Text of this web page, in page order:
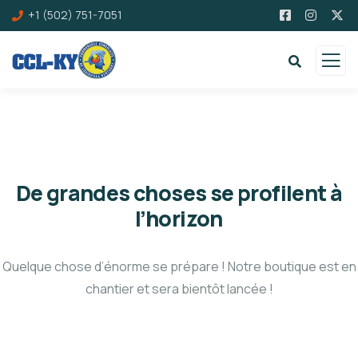
+1 (502) 751-7051
De grandes choses se profilent à
l’horizon
Quelque chose d’énorme se prépare ! Notre boutique est en
chantier et sera bientôt lancée !